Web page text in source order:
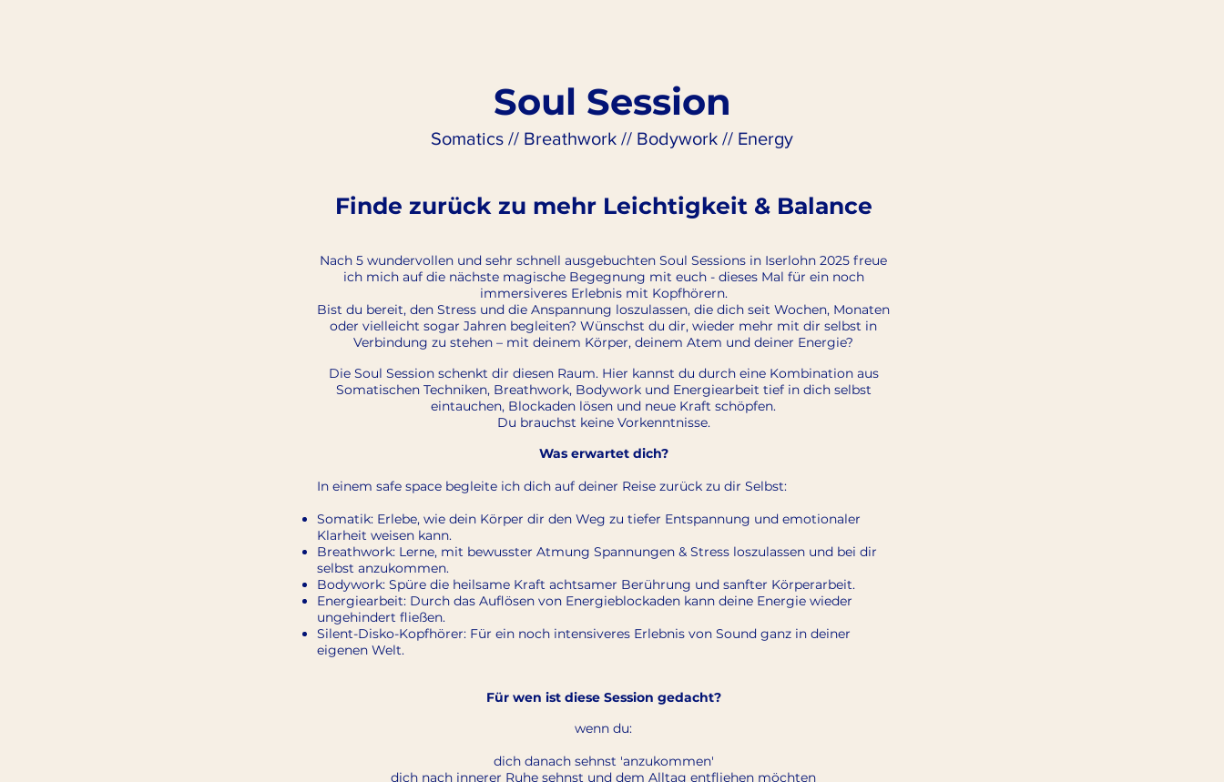
Soul Session
Somatics // Breathwork // Bodywork // Energy
Finde zurück zu mehr Leichtigkeit & Balance
Nach 5 wundervollen und sehr schnell ausgebuchten Soul Sessions in Iserlohn 2025 freue
ich mich auf die nächste magische Begegnung mit euch - dieses Mal für ein noch
immersiveres Erlebnis mit Kopfhörern.
Bist du bereit, den Stress und die Anspannung loszulassen, die dich seit Wochen, Monaten
oder vielleicht sogar Jahren begleiten? Wünschst du dir, wieder mehr mit dir selbst in
Verbindung zu stehen – mit deinem Körper, deinem Atem und deiner Energie?
Die Soul Session schenkt dir diesen Raum. Hier kannst du durch eine Kombination aus
Somatischen Techniken, Breathwork, Bodywork und Energiearbeit tief in dich selbst
eintauchen, Blockaden lösen und neue Kraft schöpfen.
Du brauchst keine Vorkenntnisse.
Was erwartet dich?
In einem safe space begleite ich dich auf deiner Reise zurück zu dir Selbst:
Somatik: Erlebe, wie dein Körper dir den Weg zu tiefer Entspannung und emotionaler
Klarheit weisen kann.
Breathwork: Lerne, mit bewusster Atmung Spannungen & Stress loszulassen und bei dir
selbst anzukommen.
Bodywork: Spüre die heilsame Kraft achtsamer Berührung und sanfter Körperarbeit.
Energiearbeit: Durch das Auflösen von Energieblockaden kann deine Energie wieder
ungehindert fließen.
Silent-Disko-Kopfhörer: Für ein noch intensiveres Erlebnis von Sound ganz in deiner
eigenen Welt.
Für wen ist diese Session gedacht?
wenn du:
dich danach sehnst 'anzukommen'
dich nach innerer Ruhe sehnst und dem Alltag entfliehen möchten